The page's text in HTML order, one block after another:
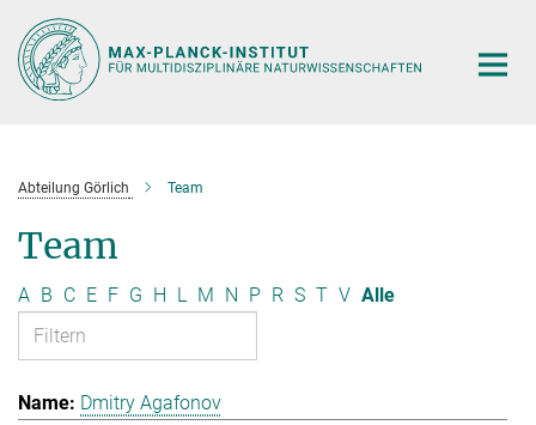
Hauptinhalt
Abteilung Görlich Team
Team
A B C E F G H L M N P R S T V Alle
Dmitry Agafonov